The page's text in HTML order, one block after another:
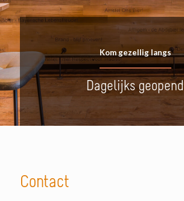
Kom gezellig langs
Dagelijks geopend
Contact